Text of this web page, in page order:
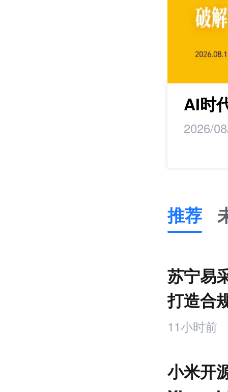
AI时
2026/
推荐
未
来
零
售
跨
境
商
产
苏宁易
打造合
台
11小时前
小米开